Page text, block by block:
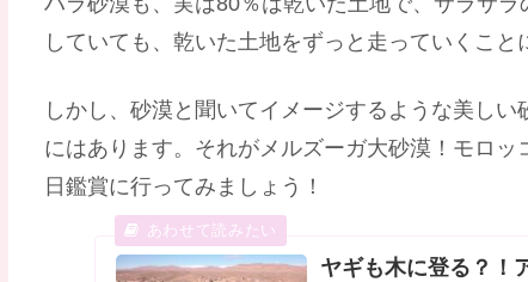
していても、乾いた土地をずっと走っていくこと
しかし、砂漠と聞いてイメージするような美し
にはあります。それがメルズーガ大砂漠！モロ
日鑑賞に行ってみましょう！
ヤギも木に登る？！